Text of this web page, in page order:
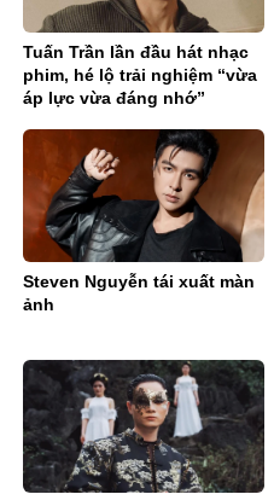
Tuấn Trần lần đầu hát nhạc
phim, hé lộ trải nghiệm “vừa
áp lực vừa đáng nhớ”
Steven Nguyễn tái xuất màn
ảnh